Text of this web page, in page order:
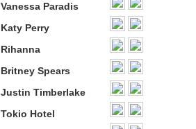
Vanessa Paradis
Katy Perry
Rihanna
Britney Spears
Justin Timberlake
Tokio Hotel